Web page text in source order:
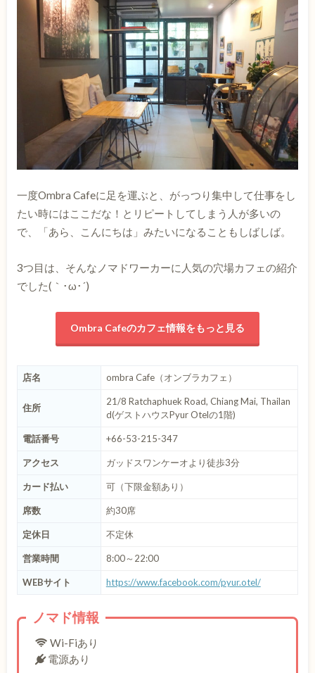
一度Ombra Cafeに足を運ぶと、がっつり集中して仕事をし
たい時にはここだな！とリピートしてしまう人が多いの
で、「あら、こんにちは」みたいになることもしばしば。
3つ目は、そんなノマドワーカーに人気の穴場カフェの紹介
でした(｀･ω･´)
Ombra Cafeのカフェ情報をもっと見る
店名 ombra Cafe（オンブラカフェ）
住所
21/8 Ratchaphuek Road, Chiang Mai, Thailan
d(ゲストハウスPyur Otelの1階)
電話番号 +66-53-215-347
アクセス ガッドスワンケーオより徒歩3分
カード払い 可（下限金額あり）
席数 約30席
定休日 不定休
営業時間 8:00～22:00
WEBサイト https://www.facebook.com/pyur.otel/
ノマド情報
Wi-Fiあり
電源あり